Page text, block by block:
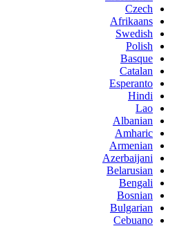
Czech
Afrikaans
Swedish
Polish
Basque
Catalan
Esperanto
Hindi
Lao
Albanian
Amharic
Armenian
Azerbaijani
Belarusian
Bengali
Bosnian
Bulgarian
Cebuano